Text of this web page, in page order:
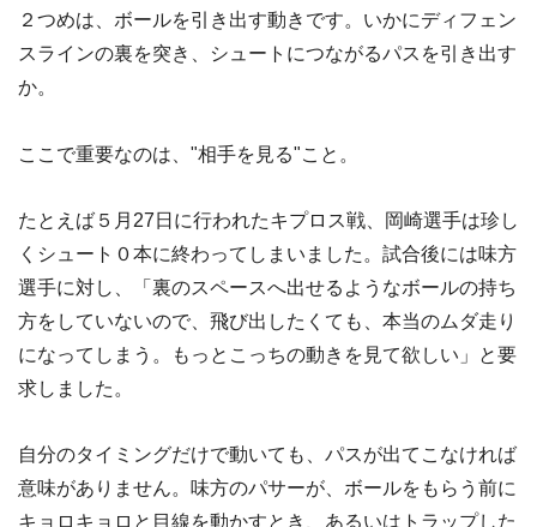
２つめは、ボールを引き出す動きです。いかにディフェン
スラインの裏を突き、シュートにつながるパスを引き出す
か。
ここで重要なのは、"相手を見る"こと。
たとえば５月27日に行われたキプロス戦、岡崎選手は珍し
くシュート０本に終わってしまいました。試合後には味方
選手に対し、「裏のスペースへ出せるようなボールの持ち
方をしていないので、飛び出したくても、本当のムダ走り
になってしまう。もっとこっちの動きを見て欲しい」と要
求しました。
自分のタイミングだけで動いても、パスが出てこなければ
意味がありません。味方のパサーが、ボールをもらう前に
キョロキョロと目線を動かすとき、あるいはトラップした